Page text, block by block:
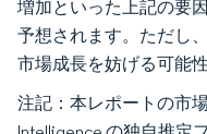
増加といった上記の要
予想されます。ただし
市場成長を妨げる可能
注記：本レポートの市